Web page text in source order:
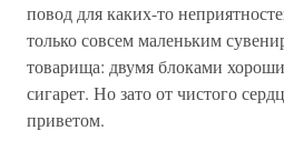
повод для каких-то
только совсем маленьким
товарища: двумя блоками
сигарет. Но зато от чистого
приветом.